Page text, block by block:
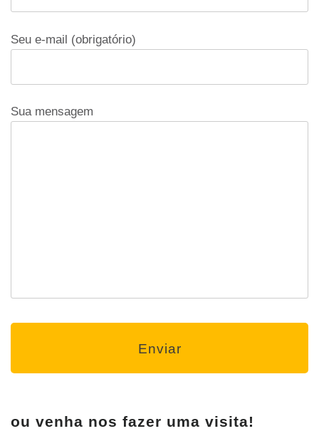
Seu e-mail (obrigatório)
Sua mensagem
ou venha nos fazer uma visita!